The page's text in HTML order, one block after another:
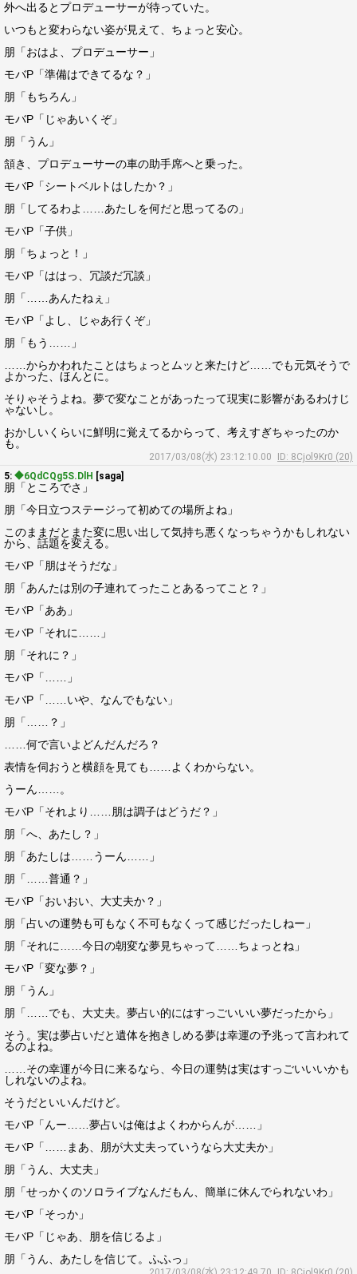
外へ出るとプロデューサーが待っていた。
いつもと変わらない姿が見えて、ちょっと安心。
朋「おはよ、プロデューサー」
モバP「準備はできてるな？」
朋「もちろん」
モバP「じゃあいくぞ」
朋「うん」
頷き、プロデューサーの車の助手席へと乗った。
モバP「シートベルトはしたか？」
朋「してるわよ……あたしを何だと思ってるの」
モバP「子供」
朋「ちょっと！」
モバP「ははっ、冗談だ冗談」
朋「……あんたねぇ」
モバP「よし、じゃあ行くぞ」
朋「もう……」
……からかわれたことはちょっとムッと来たけど……でも元気そうで
よかった、ほんとに。
そりゃそうよね。夢で変なことがあったって現実に影響があるわけじ
ゃないし。
おかしいくらいに鮮明に覚えてるからって、考えすぎちゃったのか
も。
2017/03/08(水) 23:12:10.00
ID: 8Cjol9Kr0 (20)
5: ◆6QdCQg5S.DlH [saga]
朋「ところでさ」
朋「今日立つステージって初めての場所よね」
このままだとまた変に思い出して気持ち悪くなっちゃうかもしれない
から、話題を変える。
モバP「朋はそうだな」
朋「あんたは別の子連れてったことあるってこと？」
モバP「ああ」
モバP「それに……」
朋「それに？」
モバP「……」
モバP「……いや、なんでもない」
朋「……？」
……何で言いよどんだんだろ？
表情を伺おうと横顔を見ても……よくわからない。
うーん……。
モバP「それより……朋は調子はどうだ？」
朋「へ、あたし？」
朋「あたしは……うーん……」
朋「……普通？」
モバP「おいおい、大丈夫か？」
朋「占いの運勢も可もなく不可もなくって感じだったしねー」
朋「それに……今日の朝変な夢見ちゃって……ちょっとね」
モバP「変な夢？」
朋「うん」
朋「……でも、大丈夫。夢占い的にはすっごいいい夢だったから」
そう。実は夢占いだと遺体を抱きしめる夢は幸運の予兆って言われて
るのよね。
……その幸運が今日に来るなら、今日の運勢は実はすっごいいいかも
しれないのよね。
そうだといいんだけど。
モバP「んー……夢占いは俺はよくわからんが……」
モバP「……まあ、朋が大丈夫っていうなら大丈夫か」
朋「うん、大丈夫」
朋「せっかくのソロライブなんだもん、簡単に休んでられないわ」
モバP「そっか」
モバP「じゃあ、朋を信じるよ」
朋「うん、あたしを信じて。ふふっ」